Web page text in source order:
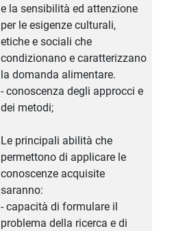
e la sensibilità ed attenzione
per le esigenze culturali,
etiche e sociali che
condizionano e caratterizzano
la domanda alimentare.
- conoscenza degli approcci e
dei metodi;
Le principali abilità che
permettono di applicare le
conoscenze acquisite
saranno:
- capacità di formulare il
problema della ricerca e di